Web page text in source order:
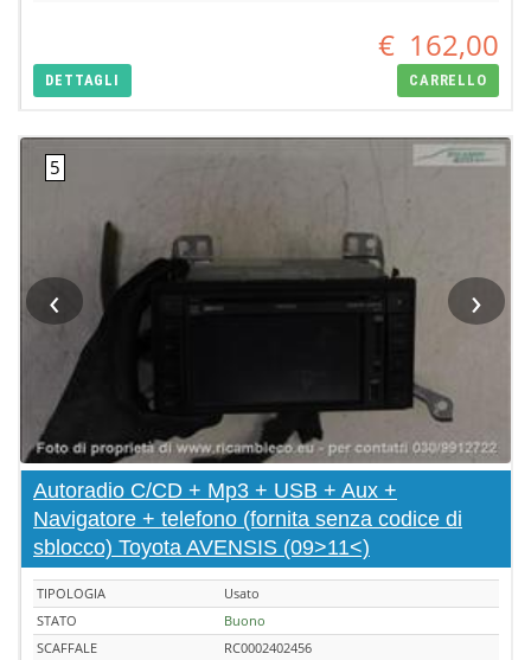
€ 162,00
DETTAGLI CARRELLO
‹ ›
Autoradio C/CD + Mp3 + USB + Aux +
Navigatore + telefono (fornita senza codice di
sblocco) Toyota AVENSIS (09>11<)
TIPOLOGIA
Usato
STATO
Buono
SCAFFALE
RC0002402456